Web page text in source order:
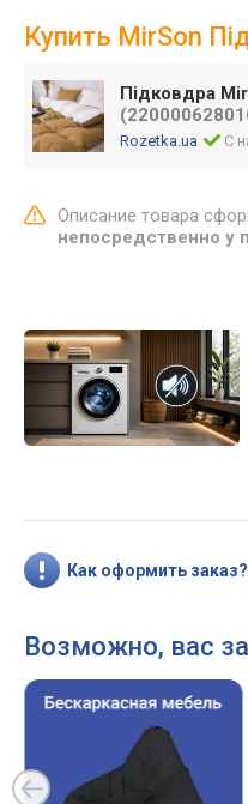
Купить MirSon
Підковдра
Rozetka.ua С
Описание товара
непосредственно у
Как оформить заказ?
Возможно, вас